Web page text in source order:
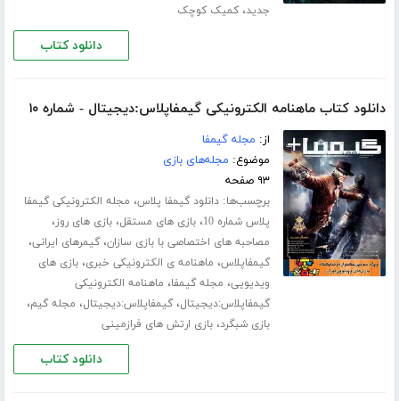
جدید،کمیک کوچک
دانلود کتاب
دانلود کتاب ماهنامه الکترونیکی گیمفاپلاس:دیجیتال - شماره ۱۰
از: مجله گیمفا
موضوع: مجله‌های بازی
۹۳ صفحه
برچسب‌ها:دانلود گیمفا پلاس، مجله الکترونیکی گیمفا
پلاس شماره 10
،بازی های مستقل،بازی های روز،
مصاحبه های اختصاصی با بازی سازان،گیمرهای ایرانی،
گیمفاپلاس، ماهنامه ی الکترونیکی خبری،بازی های
ویدیویی، مجله گیمفا، ماهنامه الکترونیکی
گیمفاپلاس:دیجیتال،گیمفاپلاس:دیجیتال، مجله گیم،
بازی شبگرد،بازی ارتش های فرازمینی
دانلود کتاب